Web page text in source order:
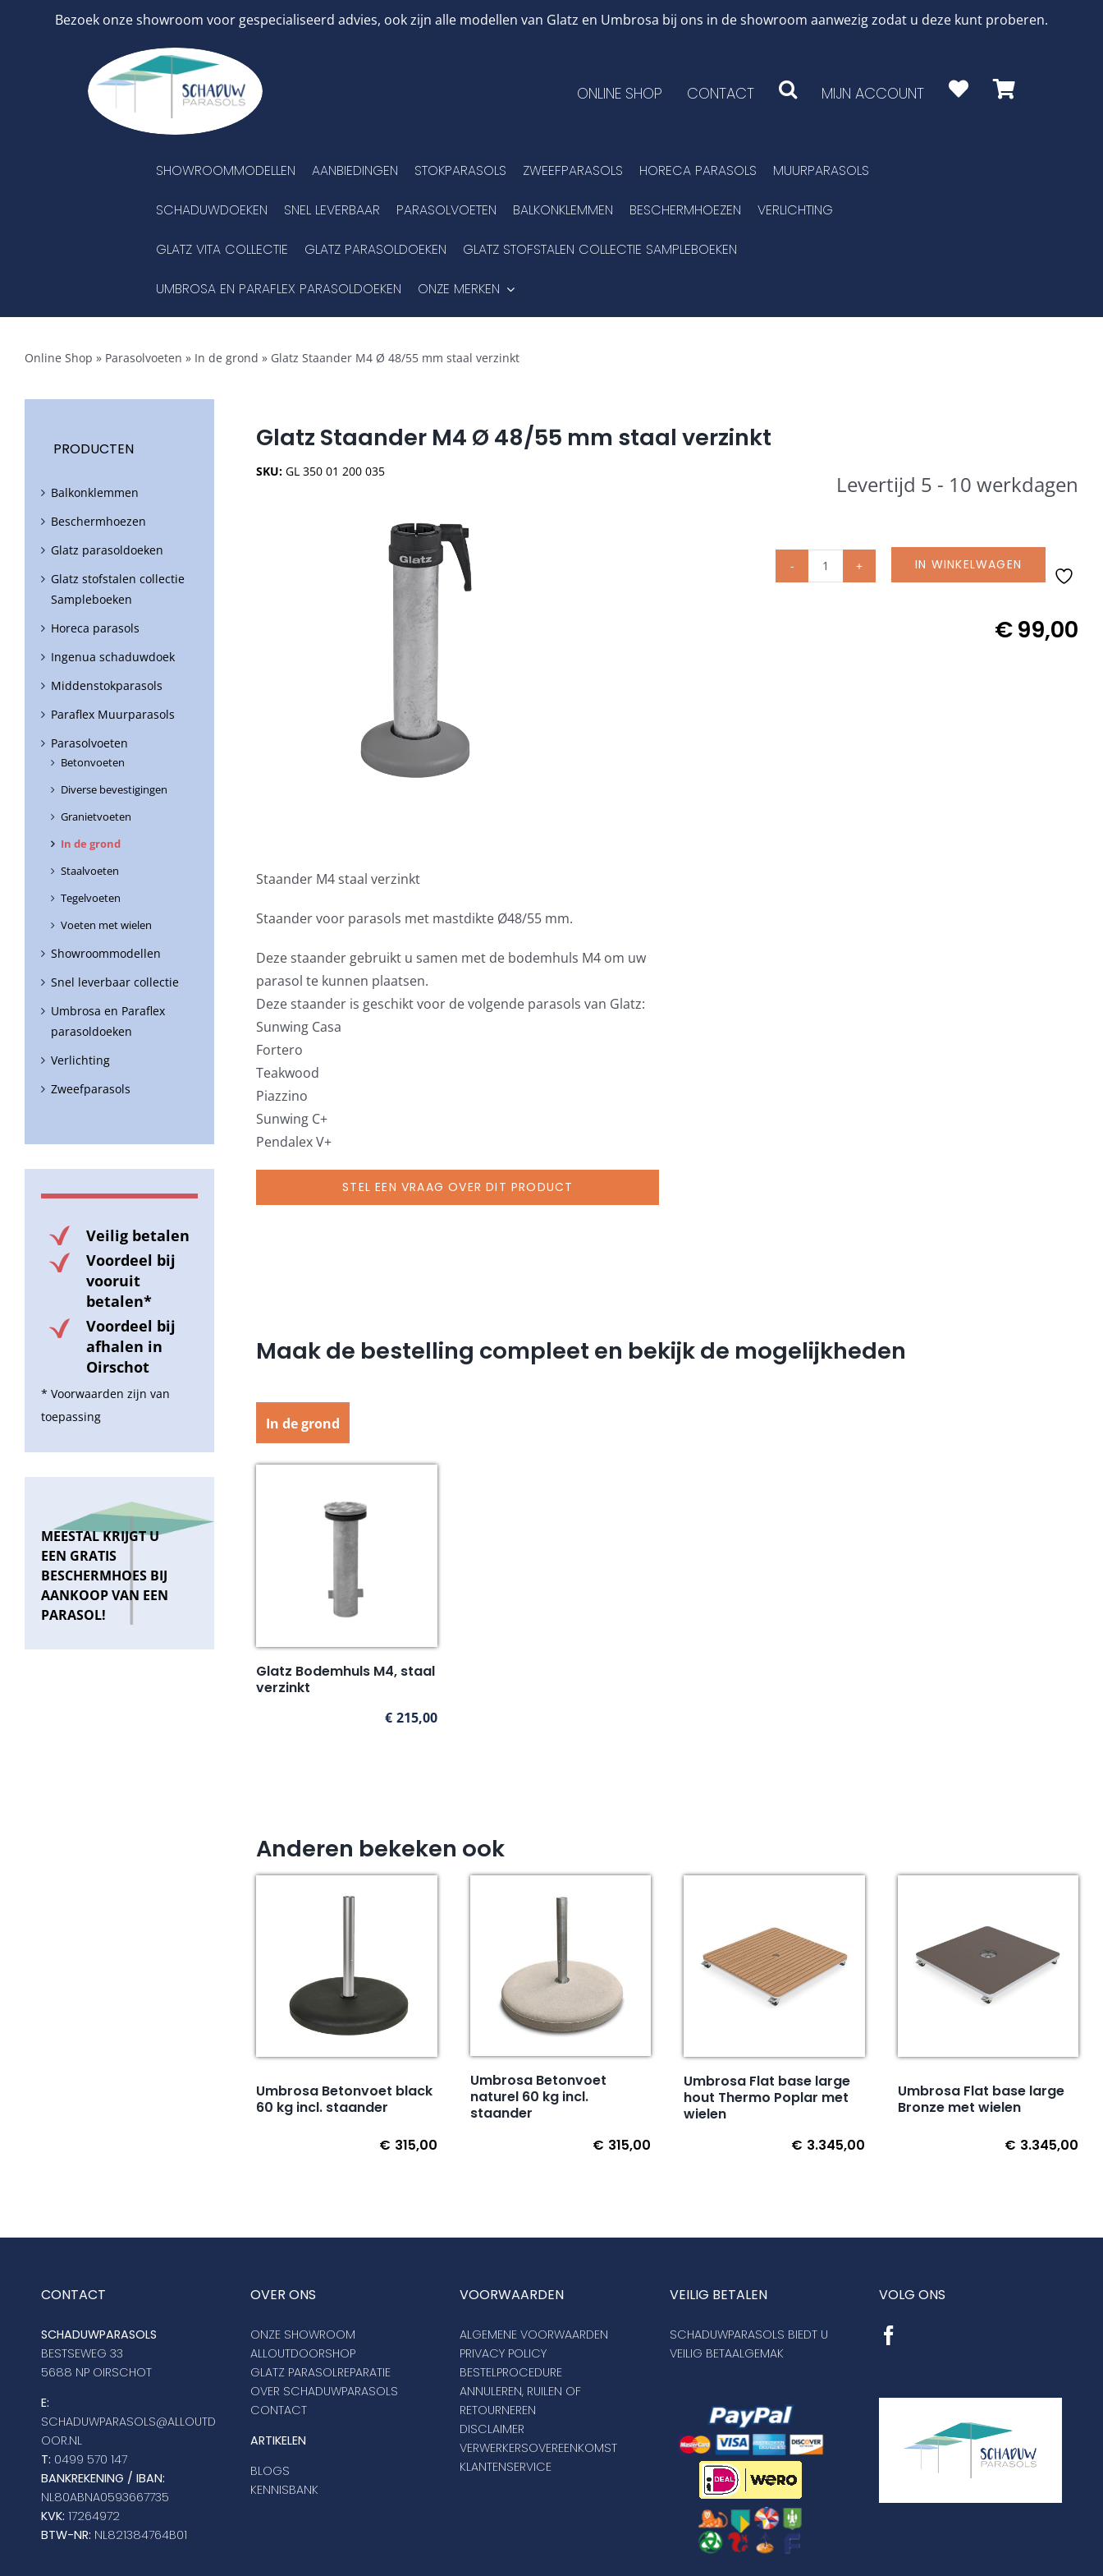
Bezoek onze showroom voor gespecialiseerd advies, ook zijn alle modellen van Glatz en Umbrosa bij ons in de showroom aanwezig zodat u deze kunt proberen.
ONLINE SHOP CONTACT MIJN ACCOUNT
SHOWROOMMODELLEN AANBIEDINGEN STOKPARASOLS ZWEEFPARASOLS HORECA PARASOLS MUURPARASOLS
SCHADUWDOEKEN SNEL LEVERBAAR PARASOLVOETEN BALKONKLEMMEN BESCHERMHOEZEN VERLICHTING
GLATZ VITA COLLECTIE GLATZ PARASOLDOEKEN GLATZ STOFSTALEN COLLECTIE SAMPLEBOEKEN
UMBROSA EN PARAFLEX PARASOLDOEKEN ONZE MERKEN
Online Shop » Parasolvoeten » In de grond » Glatz Staander M4 Ø 48/55 mm staal verzinkt
Glatz Staander M4 Ø 48/55 mm staal verzinkt
SKU:GL 350 01 200 035 Levertijd 5 - 10 werkdagen
Glatz
IN WINKELWAGEN
€99,00
Staander M4 staal verzinkt
Staander voor parasols met mastdikte Ø48/55 mm.
Deze staander gebruikt u samen met de bodemhuls M4 om uw
parasol te kunnen plaatsen.
Deze staander is geschikt voor de volgende parasols van Glatz:
Sunwing Casa
Fortero
Teakwood
Piazzino
Sunwing C+
Pendalex V+
STEL EEN VRAAG OVER DIT PRODUCT
Maak de bestelling compleet en bekijk de mogelijkheden
In de grond
Glatz Bodemhuls M4, staal
verzinkt
€ 215,00
Anderen bekeken ook
Umbrosa Betonvoet black
60 kg incl. staander
€ 315,00
Umbrosa Betonvoet
naturel 60 kg incl.
staander
€ 315,00
Umbrosa Flat base large
hout Thermo Poplar met
wielen
€ 3.345,00
Umbrosa Flat base large
Bronze met wielen
€ 3.345,00
PRODUCTEN
Balkonklemmen
Beschermhoezen
Glatz parasoldoeken
Glatz stofstalen collectie
Sampleboeken
Horeca parasols
Ingenua schaduwdoek
Middenstokparasols
Paraflex Muurparasols
Parasolvoeten
Betonvoeten
Diverse bevestigingen
Granietvoeten
In de grond
Staalvoeten
Tegelvoeten
Voeten met wielen
Showroommodellen
Snel leverbaar collectie
Umbrosa en Paraflex
parasoldoeken
Verlichting
Zweefparasols
Veilig betalen
Voordeel bij
vooruit
betalen*
Voordeel bij
afhalen in
Oirschot
* Voorwaarden zijn van
toepassing
MEESTAL KRIJGT U
EEN GRATIS
BESCHERMHOES BIJ
AANKOOP VAN EEN
PARASOL!
CONTACT
SCHADUWPARASOLS
BESTSEWEG 33
5688 NP OIRSCHOT
E:
SCHADUWPARASOLS@ALLOUTD
OOR.NL
T: 0499 570 147
BANKREKENING / IBAN:
NL80ABNA0593667735
KVK: 17264972
BTW-NR: NL821384764B01
OVER ONS
ONZE SHOWROOM
ALLOUTDOORSHOP
GLATZ PARASOLREPARATIE
OVER SCHADUWPARASOLS
CONTACT
ARTIKELEN
BLOGS
KENNISBANK
VOORWAARDEN
ALGEMENE VOORWAARDEN
PRIVACY POLICY
BESTELPROCEDURE
ANNULEREN, RUILEN OF
RETOURNEREN
DISCLAIMER
VERWERKERSOVEREENKOMST
KLANTENSERVICE
VEILIG BETALEN
SCHADUWPARASOLS BIEDT U
VEILIG BETAALGEMAK
VOLG ONS